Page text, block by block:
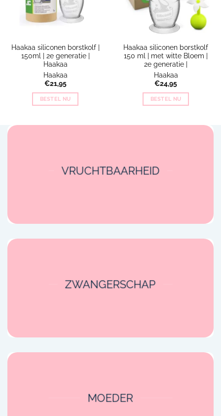
Haakaa siliconen borstkolf |
150ml | 2e generatie |
Haakaa
Haakaa
€21,95
BESTEL NU
Haakaa siliconen borstkolf
150 ml | met witte Bloem |
2e generatie |
Haakaa
€24,95
BESTEL NU
VRUCHTBAARHEID
ZWANGERSCHAP
MOEDER